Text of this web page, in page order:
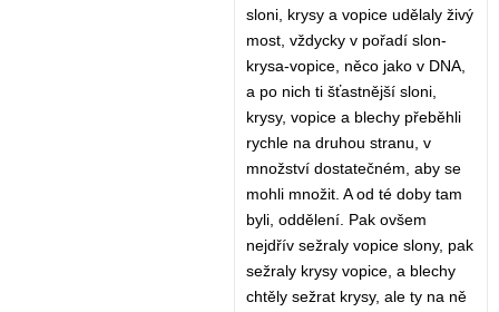
sloni, krysy a vopice udělaly živý
most, vždycky v pořadí slon-
krysa-vopice, něco jako v DNA,
a po nich ti šťastnější sloni,
krysy, vopice a blechy přeběhli
rychle na druhou stranu, v
množství dostatečném, aby se
mohli množit. A od té doby tam
byli, oddělení. Pak ovšem
nejdřív sežraly vopice slony, pak
sežraly krysy vopice, a blechy
chtěly sežrat krysy, ale ty na ně